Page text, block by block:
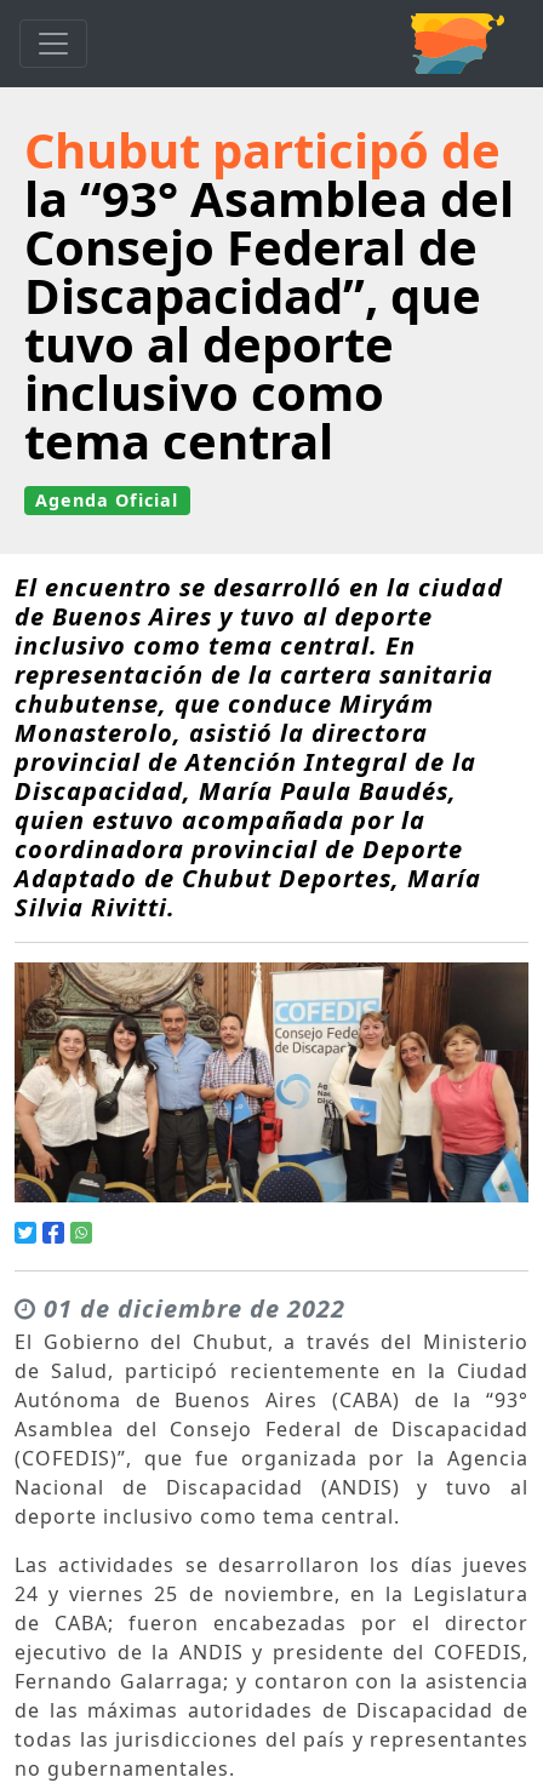
Chubut participó de
la “93° Asamblea del
Consejo Federal de
Discapacidad”, que
tuvo al deporte
inclusivo como
tema central
Agenda Oficial
El encuentro se desarrolló en la ciudad
de Buenos Aires y tuvo al deporte
inclusivo como tema central. En
representación de la cartera sanitaria
chubutense, que conduce Miryám
Monasterolo, asistió la directora
provincial de Atención Integral de la
Discapacidad, María Paula Baudés,
quien estuvo acompañada por la
coordinadora provincial de Deporte
Adaptado de Chubut Deportes, María
Silvia Rivitti.
01 de diciembre de 2022
El Gobierno del Chubut, a través del Ministerio
de Salud, participó recientemente en la Ciudad
Autónoma de Buenos Aires (CABA) de la “93°
Asamblea del Consejo Federal de Discapacidad
(COFEDIS)”, que fue organizada por la Agencia
Nacional de Discapacidad (ANDIS) y tuvo al
deporte inclusivo como tema central.
Las actividades se desarrollaron los días jueves
24 y viernes 25 de noviembre, en la Legislatura
de CABA; fueron encabezadas por el director
ejecutivo de la ANDIS y presidente del COFEDIS,
Fernando Galarraga; y contaron con la asistencia
de las máximas autoridades de Discapacidad de
todas las jurisdicciones del país y representantes
no gubernamentales.